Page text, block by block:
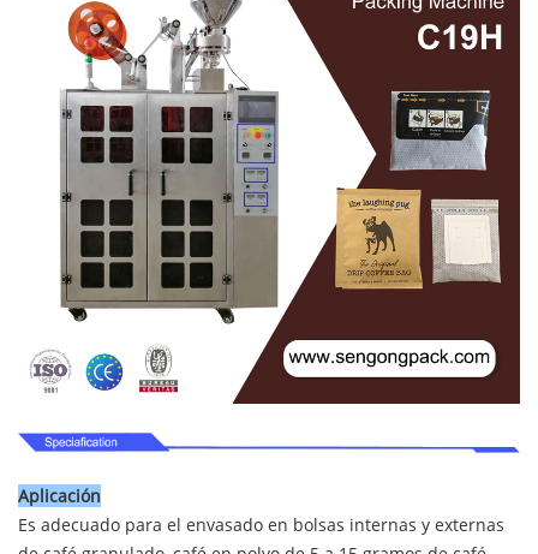
Aplicación
Es adecuado para el envasado en bolsas internas y externas